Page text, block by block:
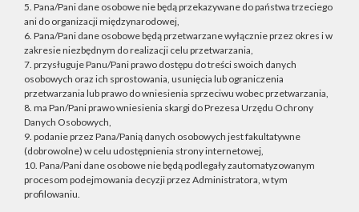
5. Pana/Pani dane osobowe nie będą przekazywane do państwa trzeciego
ani do organizacji międzynarodowej,
6. Pana/Pani dane osobowe będą przetwarzane wyłącznie przez okres i w
zakresie niezbędnym do realizacji celu przetwarzania,
7. przysługuje Panu/Pani prawo dostępu do treści swoich danych
osobowych oraz ich sprostowania, usunięcia lub ograniczenia
przetwarzania lub prawo do wniesienia sprzeciwu wobec przetwarzania,
8. ma Pan/Pani prawo wniesienia skargi do Prezesa Urzędu Ochrony
Danych Osobowych,
9. podanie przez Pana/Panią danych osobowych jest fakultatywne
(dobrowolne) w celu udostępnienia strony internetowej,
10. Pana/Pani dane osobowe nie będą podlegały zautomatyzowanym
procesom podejmowania decyzji przez Administratora, w tym
profilowaniu.